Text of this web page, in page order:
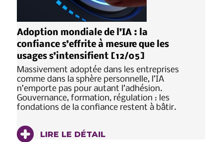
Adoption mondiale de l’IA : la
confiance s’effrite à mesure que les
usages s’intensifient [12/05]
Massivement adoptée dans les entreprises
comme dans la sphère personnelle, l’IA
n’emporte pas pour autant l’adhésion.
Gouvernance, formation, régulation : les
fondations de la confiance restent à bâtir.
LIRE LE DÉTAIL